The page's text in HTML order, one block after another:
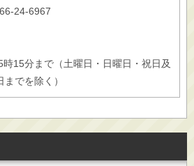
24-6967
15分まで（土曜日・日曜日・祝日及
でを除く）